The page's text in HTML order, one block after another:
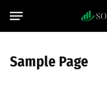
Sample Page